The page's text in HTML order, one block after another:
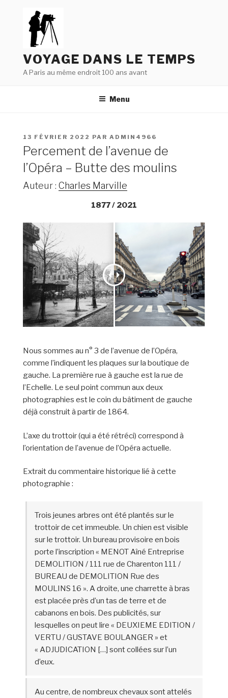
VOYAGE DANS LE TEMPS
A Paris au même endroit 100 ans avant
Menu
PUBLIÉ
LE
13 FÉVRIER 2022 PAR ADMIN4966
Percement de l’avenue de
l’Opéra – Butte des moulins
Auteur : Charles Marville
1877 / 2021
Nous sommes au n° 3 de l’avenue de l’Opéra,
comme l’indiquent les plaques sur la boutique de
gauche. La première rue à gauche est la rue de
l’Echelle. Le seul point commun aux deux
photographies est le coin du bâtiment de gauche
déjà construit à partir de 1864.
L’axe du trottoir (qui a été rétréci) correspond à
l’orientation de l’avenue de l’Opéra actuelle.
Extrait du commentaire historique lié à cette
photographie :
Trois jeunes arbres ont été plantés sur le
trottoir de cet immeuble. Un chien est visible
sur le trottoir. Un bureau provisoire en bois
porte l’inscription « MENOT Aîné Entreprise
DEMOLITION / 111 rue de Charenton 111 /
BUREAU de DEMOLITION Rue des
MOULINS 16 ». A droite, une charrette à bras
est placée près d’un tas de terre et de
cabanons en bois. Des publicités, sur
lesquelles on peut lire « DEUXIEME EDITION /
VERTU / GUSTAVE BOULANGER » et
« ADJUDICATION […] sont collées sur l’un
d’eux.
Au centre, de nombreux chevaux sont attelés